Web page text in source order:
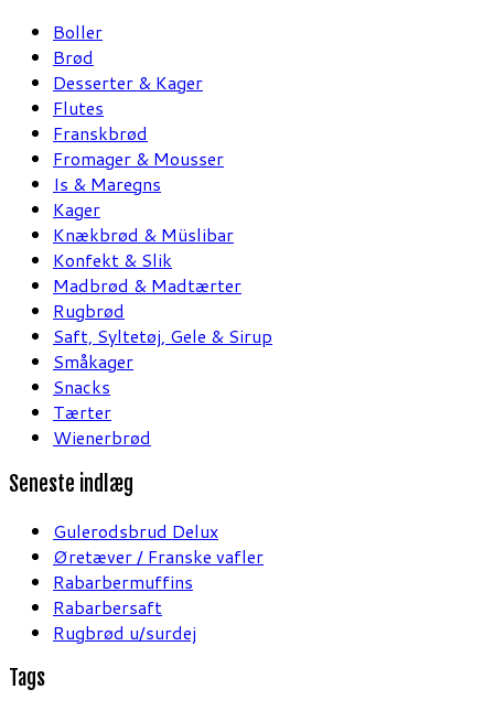
Boller
Brød
Desserter & Kager
Flutes
Franskbrød
Fromager & Mousser
Is & Maregns
Kager
Knækbrød & Müslibar
Konfekt & Slik
Madbrød & Madtærter
Rugbrød
Saft, Syltetøj, Gele & Sirup
Småkager
Snacks
Tærter
Wienerbrød
Seneste indlæg
Gulerodsbrud Delux
Øretæver / Franske vafler
Rabarbermuffins
Rabarbersaft
Rugbrød u/surdej
Tags